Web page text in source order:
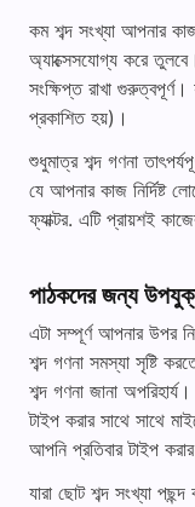
কম শব্দ সংখ্যা আপনার
অ্যাক্সেসযোগ্য করে
সংক্ষিপ্ত রাখা
প্রকাশিত হয়)।
শুধুমাত্র শব্দ গণনা
যে আপনার কাজ নির্দিষ্ট
ফ্যাক্টর. এটি প্রায়শই
পাঠকদের জন্য
এটা সম্পূর্ণ আপনার উপর
শব্দ গণনা সমস্যা সৃষ্টি
শব্দ গণনা জানা
টাইপ করার সাথে সাথে
আপনি প্রতিবার টাইপ
যারা ছোট শব্দ সংখ্যা